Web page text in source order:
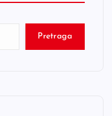
Pretraga